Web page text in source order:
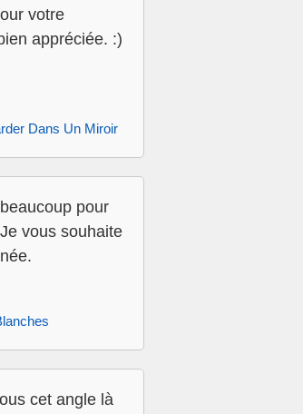
votre
appréciée. :)
Dans Un Miroir
pour
vous souhaite
cet angle là